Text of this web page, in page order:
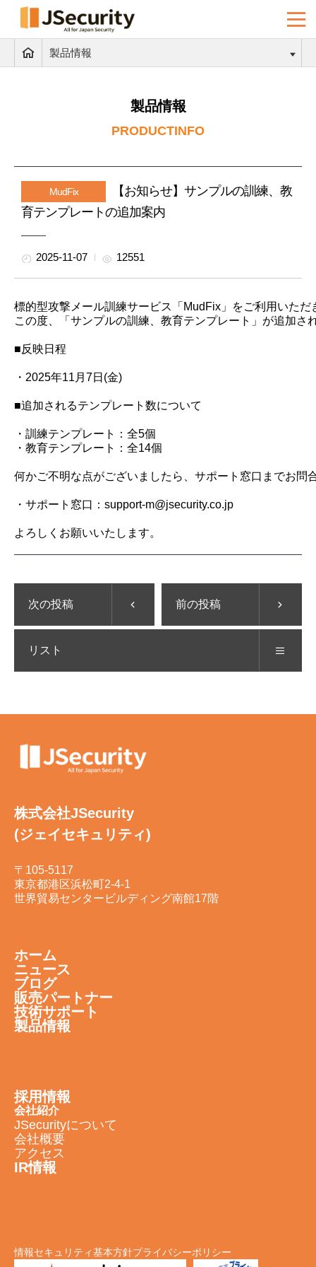
製品情報
製品情報
PRODUCTINFO
MudFix
【お知らせ】サンプルの訓練、教
育テンプレートの追加案内
2025-11-07 12551
標的型攻撃メール訓練サービス「MudFix」をご利用いた
この度、「サンプルの訓練、教育テンプレート」が追加さ
■反映日程
・2025年11月7日(金)
■追加されるテンプレート数について
・訓練テンプレート：全5個
・教育テンプレート：全14個
何かご不明な点がございましたら、サポート窓口までお問
・サポート窓口：support-m@jsecurity.co.jp
よろしくお願いいたします。
次の投稿 前の投稿
リスト
株式会社JSecurity
(ジェイセキュリティ)
〒105-5117
東京都港区浜松町2-4-1
世界貿易センタービルディング南館17階
ホーム
ニュース
ブログ
販売パートナー
技術サポート
製品情報
採用情報
会社紹介
JSecurityについて
会社概要
アクセス
IR情報
情報セキュリティ基本方針プライバシーポリシー